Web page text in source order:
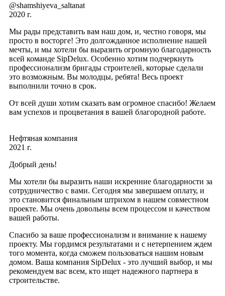
@shamshiyeva_saltanat
2020 г.
Мы рады представить вам наш дом, и, честно говоря, мы
просто в восторге! Это долгожданное исполнение нашей
мечты, и мы хотели бы выразить огромную благодарность
всей команде SipDelux. Особенно хотим подчеркнуть
профессионализм бригады строителей, которые сделали
это возможным. Вы молодцы, ребята! Весь проект
выполнили точно в срок.
От всей души хотим сказать вам огромное спасибо! Желаем
вам успехов и процветания в вашей благородной работе.
Нефтяная компания
2021 г.
Добрый день!
Мы хотели бы выразить наши искренние благодарности за
сотрудничество с вами. Сегодня мы завершаем оплату, и
это становится финальным штрихом в нашем совместном
проекте. Мы очень довольны всем процессом и качеством
вашей работы.
Спасибо за ваше профессионализм и внимание к нашему
проекту. Мы гордимся результатами и с нетерпением ждем
того момента, когда сможем пользоваться нашим новым
домом. Ваша компания SipDelux - это лучший выбор, и мы
рекомендуем вас всем, кто ищет надежного партнера в
строительстве.